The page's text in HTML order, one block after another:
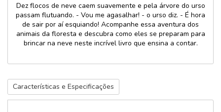
Dez flocos de neve caem suavemente e pela árvore do urso
passam flutuando. - Vou me agasalhar! - o urso diz. - É hora
de sair por aí esquiando! Acompanhe essa aventura dos
animais da floresta e descubra como eles se preparam para
brincar na neve neste incrível livro que ensina a contar.
Características e Especificações